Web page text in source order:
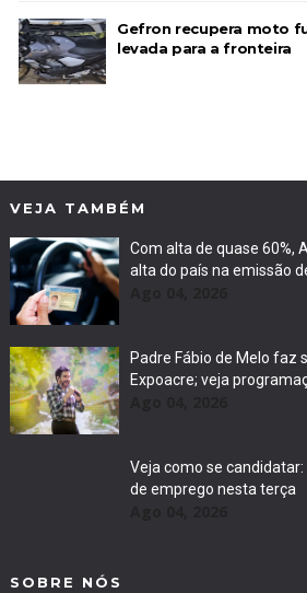
Gefron recupera moto
levada para a fronteira
VEJA TAMBÉM
Com alta de quase 60%,
alta do país na emissão
Padre Fábio de Melo faz
Expoacre; veja
Veja como se
de emprego nesta terça
SOBRE NÓS